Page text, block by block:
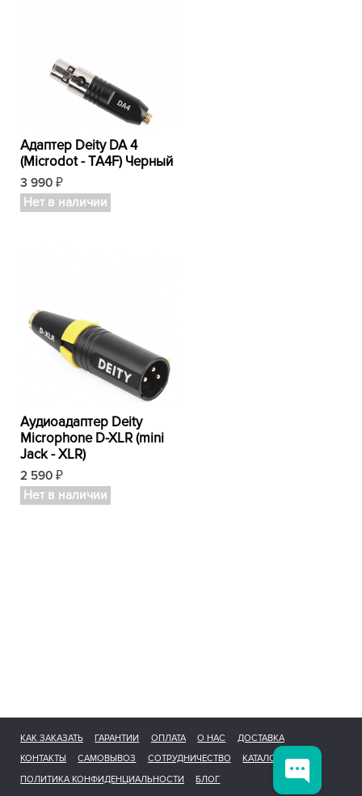
Адаптер Deity DA 4
(Microdot - TA4F) Черный
3 990 ₽
Нет в наличии
Аудиоадаптер Deity
Microphone D-XLR (mini
Jack - XLR)
2 590 ₽
Нет в наличии
КАК ЗАКАЗАТЬ ГАРАНТИИ ОПЛАТА О НАС
ДОСТАВКА
КОНТАКТЫ
САМОВЫВОЗ СОТРУДНИЧЕСТВО
КАТАЛОГ
ПОЛИТИКА КОНФИДЕНЦИАЛЬНОСТИ
БЛОГ